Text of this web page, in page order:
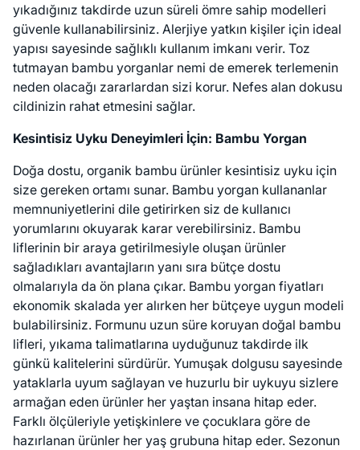
yıkadığınız takdirde uzun süreli ömre sahip modelleri
güvenle kullanabilirsiniz. Alerjiye yatkın kişiler için ideal
yapısı sayesinde sağlıklı kullanım imkanı verir. Toz
tutmayan bambu yorganlar nemi de emerek terlemenin
neden olacağı zararlardan sizi korur. Nefes alan dokusu
cildinizin rahat etmesini sağlar.
Kesintisiz Uyku Deneyimleri İçin: Bambu Yorgan
Doğa dostu, organik bambu ürünler kesintisiz uyku için
size gereken ortamı sunar. Bambu yorgan kullananlar
memnuniyetlerini dile getirirken siz de kullanıcı
yorumlarını okuyarak karar verebilirsiniz. Bambu
liflerinin bir araya getirilmesiyle oluşan ürünler
sağladıkları avantajların yanı sıra bütçe dostu
olmalarıyla da ön plana çıkar. Bambu yorgan fiyatları
ekonomik skalada yer alırken her bütçeye uygun modeli
bulabilirsiniz. Formunu uzun süre koruyan doğal bambu
lifleri, yıkama talimatlarına uyduğunuz takdirde ilk
günkü kalitelerini sürdürür. Yumuşak dolgusu sayesinde
yataklarla uyum sağlayan ve huzurlu bir uykuyu sizlere
armağan eden ürünler her yaştan insana hitap eder.
Farklı ölçüleriyle yetişkinlere ve çocuklara göre de
hazırlanan ürünler her yaş grubuna hitap eder. Sezonun